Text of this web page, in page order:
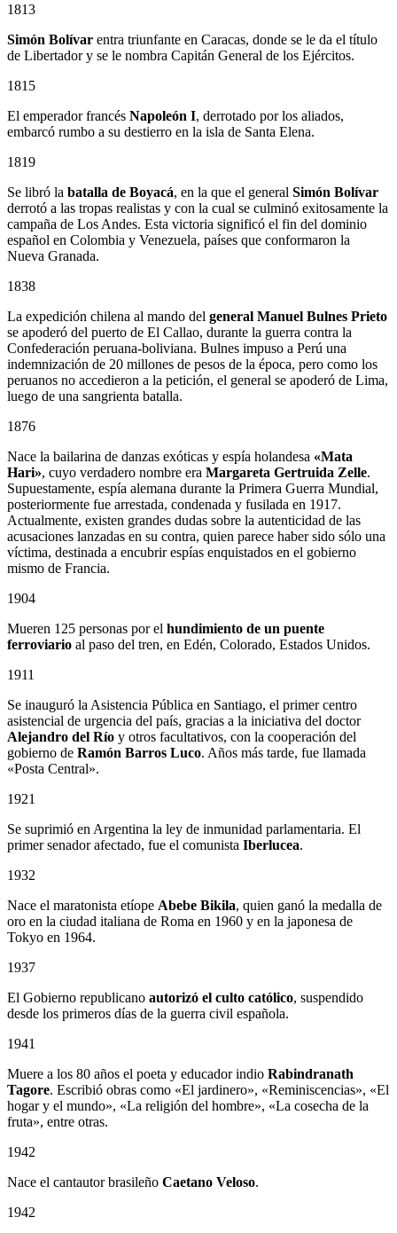
1813
Simón Bolívar entra triunfante en Caracas, donde se le da el título
de Libertador y se le nombra Capitán General de los Ejércitos.
1815
El emperador francés Napoleón I, derrotado por los aliados,
embarcó rumbo a su destierro en la isla de Santa Elena.
1819
Se libró la batalla de Boyacá, en la que el general Simón Bolívar
derrotó a las tropas realistas y con la cual se culminó exitosamente la
campaña de Los Andes. Esta victoria significó el fin del dominio
español en Colombia y Venezuela, países que conformaron la
Nueva Granada.
1838
La expedición chilena al mando del general Manuel Bulnes Prieto
se apoderó del puerto de El Callao, durante la guerra contra la
Confederación peruana-boliviana. Bulnes impuso a Perú una
indemnización de 20 millones de pesos de la época, pero como los
peruanos no accedieron a la petición, el general se apoderó de Lima,
luego de una sangrienta batalla.
1876
Nace la bailarina de danzas exóticas y espía holandesa «Mata
Hari», cuyo verdadero nombre era Margareta Gertruida Zelle.
Supuestamente, espía alemana durante la Primera Guerra Mundial,
posteriormente fue arrestada, condenada y fusilada en 1917.
Actualmente, existen grandes dudas sobre la autenticidad de las
acusaciones lanzadas en su contra, quien parece haber sido sólo una
víctima, destinada a encubrir espías enquistados en el gobierno
mismo de Francia.
1904
Mueren 125 personas por el hundimiento de un puente
ferroviario al paso del tren, en Edén, Colorado, Estados Unidos.
1911
Se inauguró la Asistencia Pública en Santiago, el primer centro
asistencial de urgencia del país, gracias a la iniciativa del doctor
Alejandro del Río y otros facultativos, con la cooperación del
gobierno de Ramón Barros Luco. Años más tarde, fue llamada
«Posta Central».
1921
Se suprimió en Argentina la ley de inmunidad parlamentaria. El
primer senador afectado, fue el comunista Iberlucea.
1932
Nace el maratonista etíope Abebe Bikila, quien ganó la medalla de
oro en la ciudad italiana de Roma en 1960 y en la japonesa de
Tokyo en 1964.
1937
El Gobierno republicano autorizó el culto católico, suspendido
desde los primeros días de la guerra civil española.
1941
Muere a los 80 años el poeta y educador indio Rabindranath
Tagore. Escribió obras como «El jardinero», «Reminiscencias», «El
hogar y el mundo», «La religión del hombre», «La cosecha de la
fruta», entre otras.
1942
Nace el cantautor brasileño Caetano Veloso.
1942